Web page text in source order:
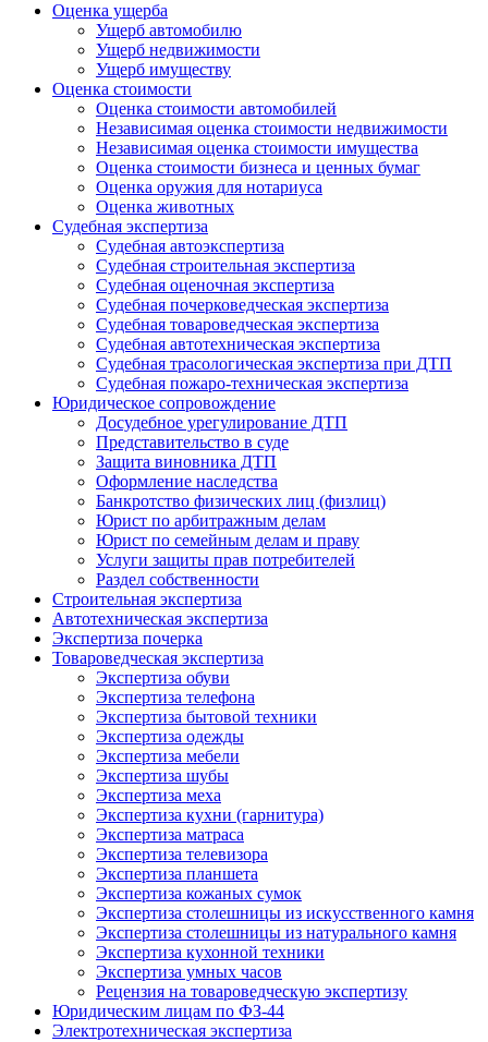
Оценка ущерба
Ущерб автомобилю
Ущерб недвижимости
Ущерб имуществу
Оценка стоимости
Оценка стоимости автомобилей
Независимая оценка стоимости недвижимости
Независимая оценка стоимости имущества
Оценка стоимости бизнеса и ценных бумаг
Оценка оружия для нотариуса
Оценка животных
Судебная экспертиза
Судебная автоэкспертиза
Судебная строительная экспертиза
Судебная оценочная экспертиза
Судебная почерковедческая экспертиза
Судебная товароведческая экспертиза
Судебная автотехническая экспертиза
Судебная трасологическая экспертиза при ДТП
Судебная пожаро-техническая экспертиза
Юридическое сопровождение
Досудебное урегулирование ДТП
Представительство в суде
Защита виновника ДТП
Оформление наследства
Банкротство физических лиц (физлиц)
Юрист по арбитражным делам
Юрист по семейным делам и праву
Услуги защиты прав потребителей
Раздел собственности
Строительная экспертиза
Автотехническая экспертиза
Экспертиза почерка
Товароведческая экспертиза
Экспертиза обуви
Экспертиза телефона
Экспертиза бытовой техники
Экспертиза одежды
Экспертиза мебели
Экспертиза шубы
Экспертиза меха
Экспертиза кухни (гарнитура)
Экспертиза матраса
Экспертиза телевизора
Экспертиза планшета
Экспертиза кожаных сумок
Экспертиза столешницы из искусственного камня
Экспертиза столешницы из натурального камня
Экспертиза кухонной техники
Экспертиза умных часов
Рецензия на товароведческую экспертизу
Юридическим лицам по ФЗ-44
Электротехническая экспертиза